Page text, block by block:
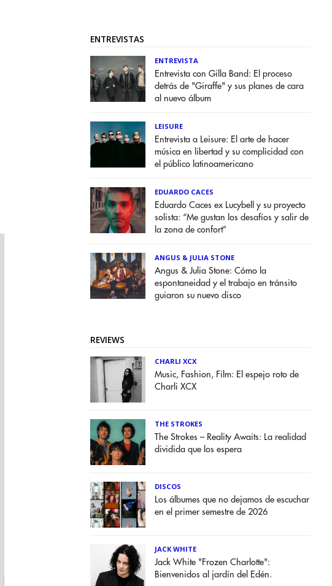
ENTREVISTAS
ENTREVISTA
Entrevista con Gilla Band: El proceso
detrás de "Giraffe" y sus planes de cara
al nuevo álbum
LEISURE
Entrevista a Leisure: El arte de hacer
música en libertad y su complicidad con
el público latinoamericano
EDUARDO CACES
Eduardo Caces ex Lucybell y su proyecto
solista: “Me gustan los desafíos y salir de
la zona de confort”
ANGUS & JULIA STONE
Angus & Julia Stone: Cómo la
espontaneidad y el trabajo en tránsito
guiaron su nuevo disco
REVIEWS
CHARLI XCX
Music, Fashion, Film: El espejo roto de
Charli XCX
THE STROKES
The Strokes – Reality Awaits: La realidad
dividida que los espera
DISCOS
Los álbumes que no dejamos de escuchar
en el primer semestre de 2026
JACK WHITE
Jack White "Frozen Charlotte":
Bienvenidos al jardín del Edén.